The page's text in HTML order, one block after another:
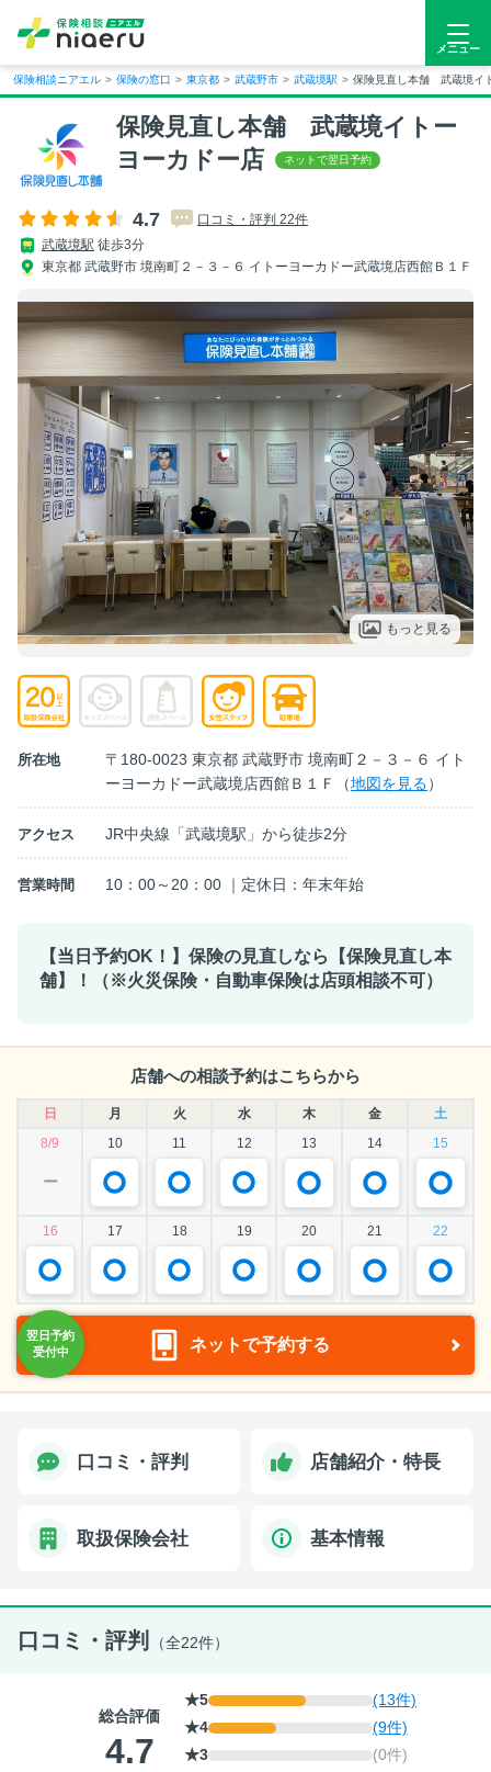
メニュー
保険相談ニアエル > 保険の窓口 > 東京都 > 武蔵野市 > 武蔵境駅 > 保険見直し本舗 武蔵境イ
保険見直し本舗 武蔵境イトー
ヨーカドー店
4.7
口コミ・評判 22件
武蔵境駅 徒歩3分
東京都 武蔵野市 境南町２－３－６ イトーヨーカドー武蔵境店西館Ｂ１Ｆ
もっと見る
所在地
〒180-0023 東京都 武蔵野市 境南町２－３－６ イト
ーヨーカドー武蔵境店西館Ｂ１Ｆ（地図を見る）
アクセス JR中央線「武蔵境駅」から徒歩2分
営業時間 10：00～20：00 ｜定休日：年末年始
【当日予約OK！】保険の見直しなら【保険見直し本
舗】！（※火災保険・自動車保険は店頭相談不可）
店舗への相談予約はこちらから
日 月 火 水 木 金
土
8/9
10 11 12 13 14 15
ー
16 17 18 19 20 21 22
ネットで予約する
口コミ・評判 店舗紹介・特長
取扱保険会社 基本情報
口コミ・評判 （全22件）
総合評価
4.7
★5
(13件)
★4
(9件)
★3
(0件)